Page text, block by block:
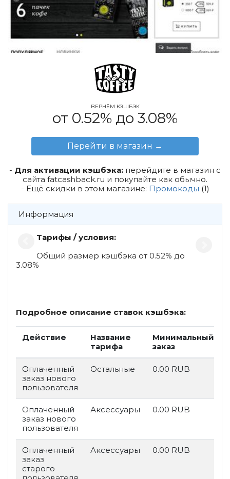
ВЕРНЁМ КЭШБЭК
от 0.52% до 3.08%
Перейти в магазин →
- Для активации кэшбэка: перейдите в магазин с
сайта fatcashback.ru и покупайте как обычно.
- Ещё скидки в этом магазине: Промокоды (1)
Информация
Тарифы / условия:
Общий размер кэшбэка от 0.52% до
3.08%
Подробное описание ставок кэшбэка:
Действие
Название
тарифа
Минимальный
заказ
Оплаченный
заказ нового
пользователя
Остальные 0.00 RUB
Оплаченный
заказ нового
пользователя
Аксессуары 0.00 RUB
Оплаченный
заказ
старого
Аксессуары 0.00 RUB